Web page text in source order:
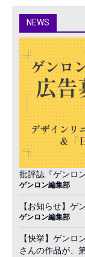
NEWS
批評誌『ゲンロ
ゲンロン編集部
【お知らせ】ゲ
ゲンロン編集部
【快挙】ゲン
さんの作品が、